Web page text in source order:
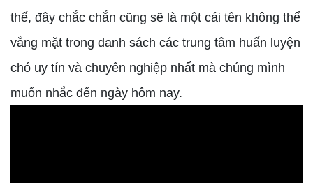
thế, đây chắc chắn cũng sẽ là một cái tên không thể
vắng mặt trong danh sách các trung tâm huấn luyện
chó uy tín và chuyên nghiệp nhất mà chúng mình
muốn nhắc đến ngày hôm nay.